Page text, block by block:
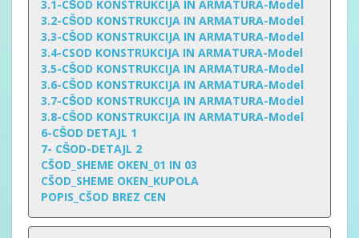
3.1-CŠOD KONSTRUKCIJA IN ARMATURA-Model
3.2-CŠOD KONSTRUKCIJA IN ARMATURA-Model
3.3-CŠOD KONSTRUKCIJA IN ARMATURA-Model
3.4-CSOD KONSTRUKCIJA IN ARMATURA-Model
3.5-CŠOD KONSTRUKCIJA IN ARMATURA-Model
3.6-CŠOD KONSTRUKCIJA IN ARMATURA-Model
3.7-CŠOD KONSTRUKCIJA IN ARMATURA-Model
3.8-CŠOD KONSTRUKCIJA IN ARMATURA-Model
6-CŠOD DETAJL 1
7- CŠOD-DETAJL 2
CŠOD_SHEME OKEN_01 IN 03
CŠOD_SHEME OKEN_KUPOLA
POPIS_CŠOD BREZ CEN